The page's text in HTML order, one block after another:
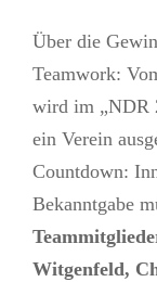
Über die
Teamwork:
wird im „NDR
ein Verein
Countdown:
Bekanntgabe
Witgenfeld,